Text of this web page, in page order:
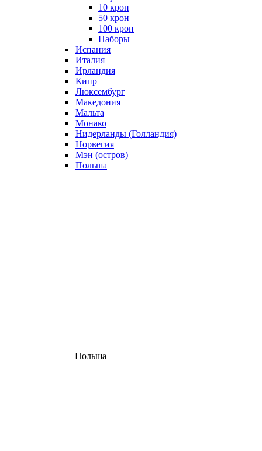
10 крон
50 крон
100 крон
Наборы
Испания
Италия
Ирландия
Кипр
Люксембург
Македония
Мальта
Монако
Нидерланды (Голландия)
Норвегия
Мэн (остров)
Польша
Польша